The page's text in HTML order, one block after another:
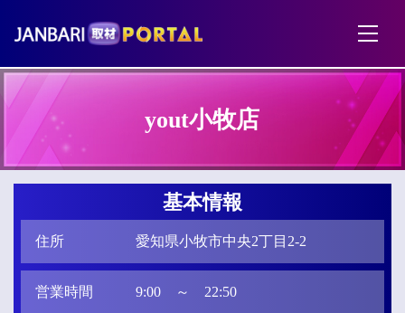
yout小牧店
基本情報
住所 愛知県小牧市中央2丁目2-2
営業時間 9:00 ～ 22:50